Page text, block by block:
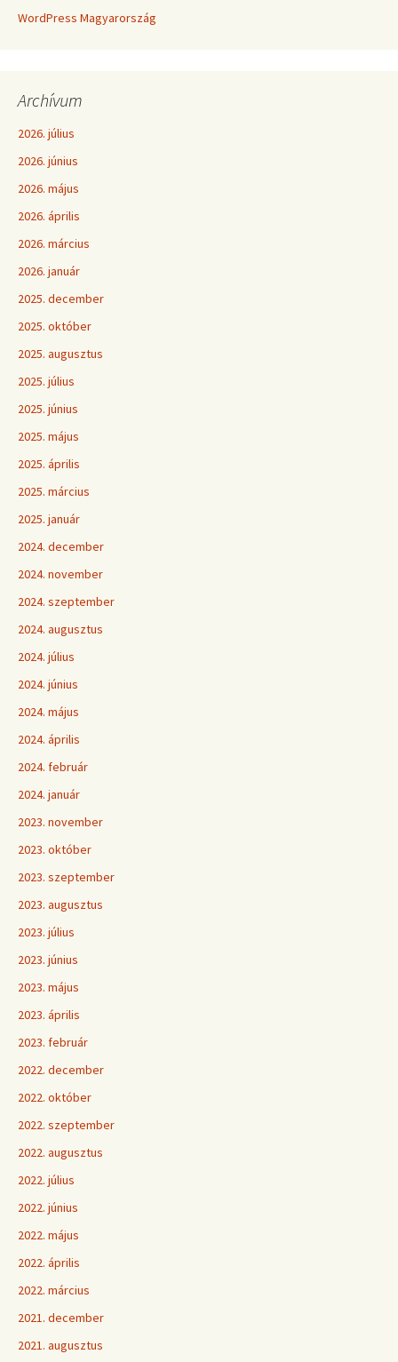
WordPress Magyarország
Archívum
2026. július
2026. június
2026. május
2026. április
2026. március
2026. január
2025. december
2025. október
2025. augusztus
2025. július
2025. június
2025. május
2025. április
2025. március
2025. január
2024. december
2024. november
2024. szeptember
2024. augusztus
2024. július
2024. június
2024. május
2024. április
2024. február
2024. január
2023. november
2023. október
2023. szeptember
2023. augusztus
2023. július
2023. június
2023. május
2023. április
2023. február
2022. december
2022. október
2022. szeptember
2022. augusztus
2022. július
2022. június
2022. május
2022. április
2022. március
2021. december
2021. augusztus